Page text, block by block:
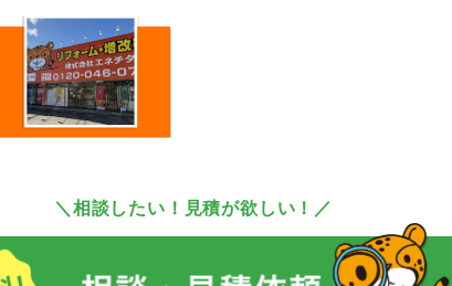
＼相談したい！見積が欲しい！／